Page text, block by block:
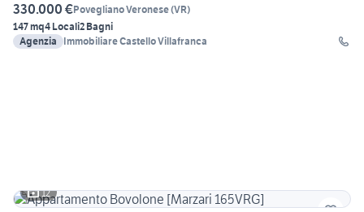
330.000 €Povegliano Veronese(VR)
147 mq4 Locali2 Bagni
Agenzia
Immobiliare Castello Villafranca
12